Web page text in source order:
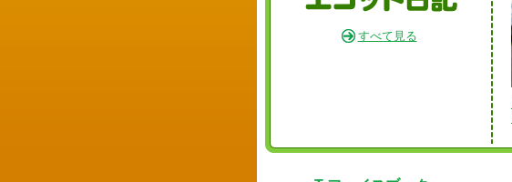
すべて見る